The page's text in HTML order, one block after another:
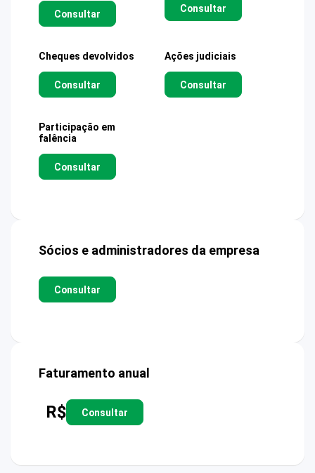
Consultar Consultar
Cheques devolvidos
Consultar
Ações judiciais
Consultar
Participação em
falência
Consultar
Sócios e administradores da empresa
Consultar
Faturamento anual
R$ Consultar